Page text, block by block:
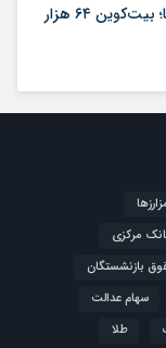
آخرین وضعیت بازار رمزارزها؛ بیت‌کوین ۶۴ هزار
مرکزی
بازنشستگان
سهام عدالت
طلا